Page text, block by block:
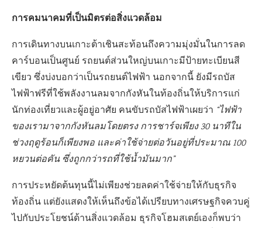
การคมนาคมที่เป็นมิตรต่อสิ่งแวดล้อม
การเดินทางบนเกาะต้าเชินสะท้อนถึงความมุ่งมั่นในการลด
คาร์บอนเป็นศูนย์ รถยนต์ส่วนใหญ่บนเกาะมีป้ายทะเบียนสี
เขียว ซึ่งบ่งบอกว่าเป็นรถยนต์ไฟฟ้า นอกจากนี้ ยังมีรถบัส
ไฟฟ้าฟรีที่ใช้พลังงานลมจากกังหันในท้องถิ่นให้บริการแก่
นักท่องเที่ยวและผู้อยู่อาศัย คนขับรถบัสไฟฟ้าเผยว่า “ไฟฟ้า
ของเรามาจากกังหันลมโดยตรง การชาร์จเพียง 30 นาทีใน
ช่วงฤดูร้อนก็เพียงพอ และค่าใช้จ่ายต่อวันอยู่ที่ประมาณ 100
หยวนต่อคัน ซึ่งถูกกว่ารถที่ใช้น้ำมันมาก”
การประหยัดต้นทุนนี้ไม่เพียงช่วยลดค่าใช้จ่ายให้กับธุรกิจ
ท้องถิ่น แต่ยังแสดงให้เห็นถึงข้อได้เปรียบทางเศรษฐกิจควบคู่
ไปกับประโยชน์ด้านสิ่งแวดล้อม ธุรกิจโฮมสเตย์เองก็พบว่า